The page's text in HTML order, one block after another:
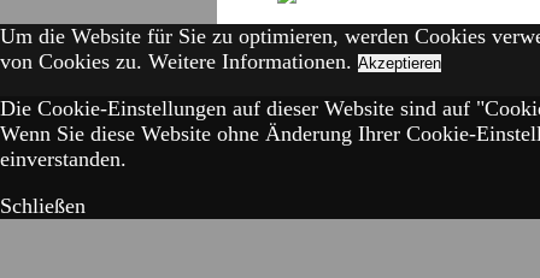
Um die Website für Sie zu optimieren, werden Cookies
von Cookies zu. Weitere Informationen. Akzeptieren
Die Cookie-Einstellungen auf dieser Website sind auf
Wenn Sie diese Website ohne Änderung Ihrer Cookie-
einverstanden.
Schließen